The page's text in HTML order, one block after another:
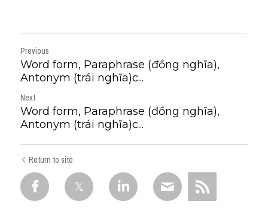
Previous
Word form, Paraphrase (đồng nghĩa),
Antonym (trái nghĩa)c...
Next
Word form, Paraphrase (đồng nghĩa),
Antonym (trái nghĩa)c...
Return to site